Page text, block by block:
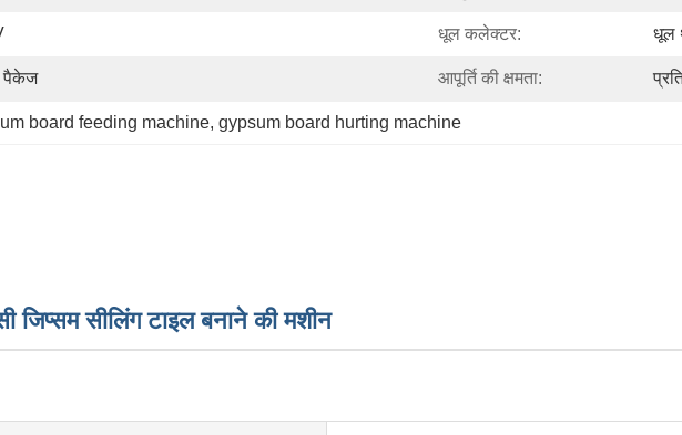
धूल कलेक्टर: धूल
पैकेज आपूर्ति की क्षमता:
board feeding machine, gypsum board hurting machine
जिप्सम सीलिंग टाइल बनाने की मशीन